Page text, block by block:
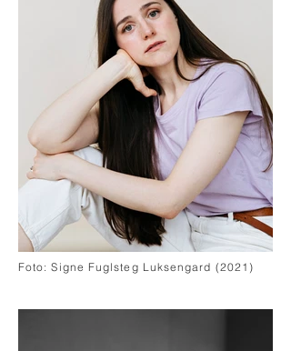
Foto: Signe Fuglsteg Luksengard (2021)